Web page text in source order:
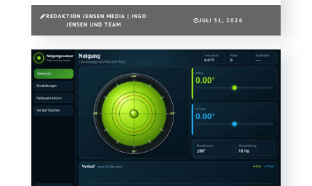
REDAKTION JENSEN MEDIA | INGO
JENSEN UND TEAM
JULI 31, 2026